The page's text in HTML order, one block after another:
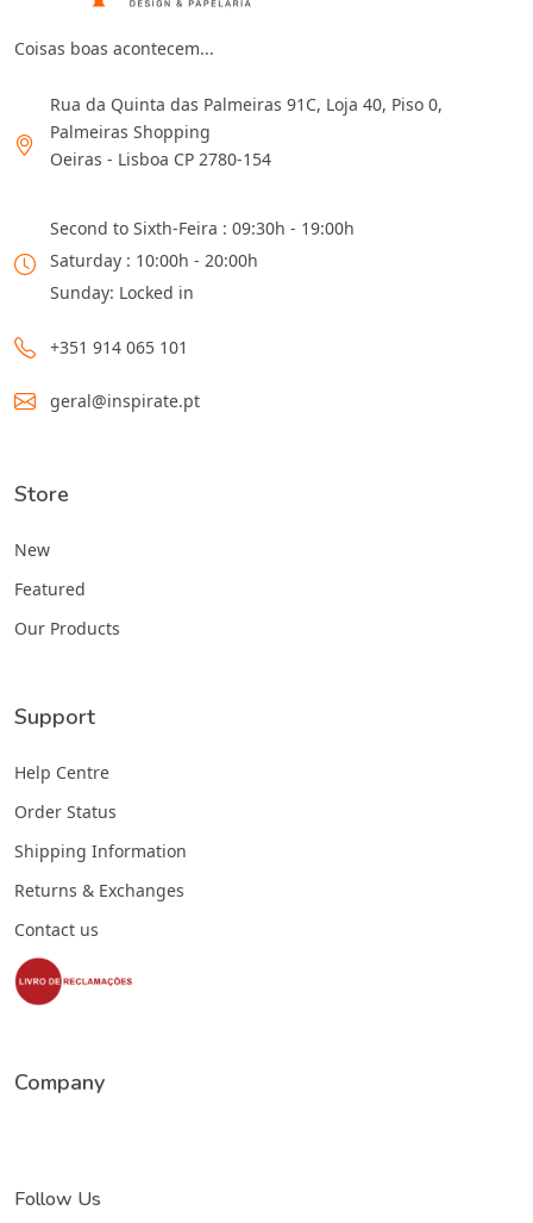
Coisas boas acontecem...
Rua da Quinta das Palmeiras 91C, Loja 40, Piso 0,
Palmeiras Shopping
Oeiras - Lisboa CP 2780-154
Second to Sixth-Feira : 09:30h - 19:00h
Saturday : 10:00h - 20:00h
Sunday: Locked in
+351 914 065 101
geral@inspirate.pt
Store
New
Featured
Our Products
Support
Help Centre
Order Status
Shipping Information
Returns & Exchanges
Contact us
Company
Follow Us